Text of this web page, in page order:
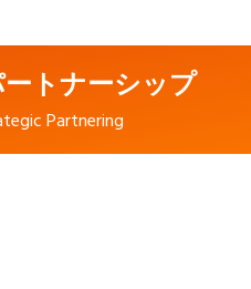
トナーシップ
Partnering